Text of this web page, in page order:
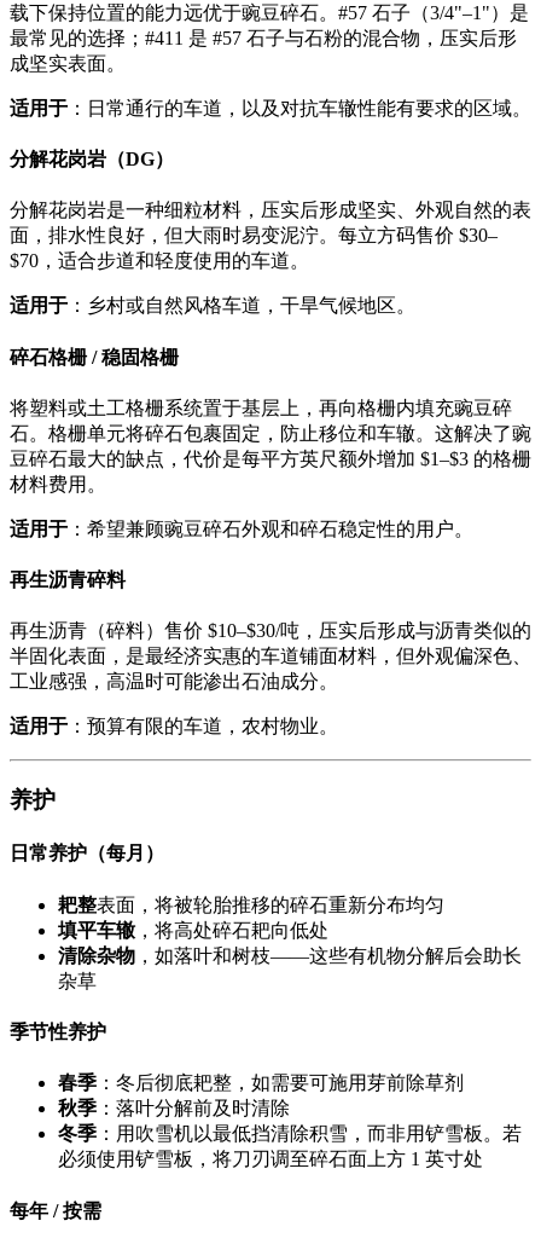
载下保持位置的能力远优于豌豆碎石。#57 石子（3/4"–1"）是
最常见的选择；#411 是 #57 石子与石粉的混合物，压实后形
成坚实表面。
适用于 ：日常通行的车道，以及对抗车辙性能有要求的区域。
分解花岗岩（DG）
分解花岗岩是一种细粒材料，压实后形成坚实、外观自然的表
面，排水性良好，但大雨时易变泥泞。每立方码售价 $30–
$70，适合步道和轻度使用的车道。
适用于 ：乡村或自然风格车道，干旱气候地区。
碎石格栅 / 稳固格栅
将塑料或土工格栅系统置于基层上，再向格栅内填充豌豆碎
石。格栅单元将碎石包裹固定，防止移位和车辙。这解决了豌
豆碎石最大的缺点，代价是每平方英尺额外增加 $1–$3 的格栅
材料费用。
适用于 ：希望兼顾豌豆碎石外观和碎石稳定性的用户。
再生沥青碎料
再生沥青（碎料）售价 $10–$30/吨，压实后形成与沥青类似的
半固化表面，是最经济实惠的车道铺面材料，但外观偏深色、
工业感强，高温时可能渗出石油成分。
适用于 ：预算有限的车道，农村物业。
养护
日常养护（每月）
耙整表面，将被轮胎推移的碎石重新分布均匀
填平车辙，将高处碎石耙向低处
清除杂物 ，如落叶和树枝——这些有机物分解后会助长
杂草
季节性养护
春季 ：冬后彻底耙整，如需要可施用芽前除草剂
秋季 ：落叶分解前及时清除
冬季 ：用吹雪机以最低挡清除积雪，而非用铲雪板。若
必须使用铲雪板，将刀刃调至碎石面上方 1 英寸处
每年 / 按需